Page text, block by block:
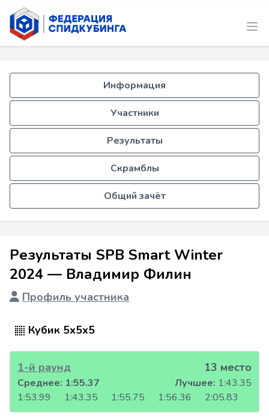
Информация
Участники
Результаты
Скрамблы
Общий зачёт
Результаты SPB Smart Winter
2024 — Владимир Филин
Профиль участника
Кубик 5x5x5
1-й раунд 13 место
1:53.99 1:43.35 1:55.75 1:56.36 2:05.83
Среднее: 1:55.37 Лучшее: 1:43.35